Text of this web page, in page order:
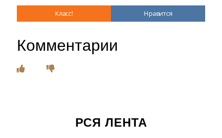
Класс! Нравится
Комментарии
РСЯ ЛЕНТА